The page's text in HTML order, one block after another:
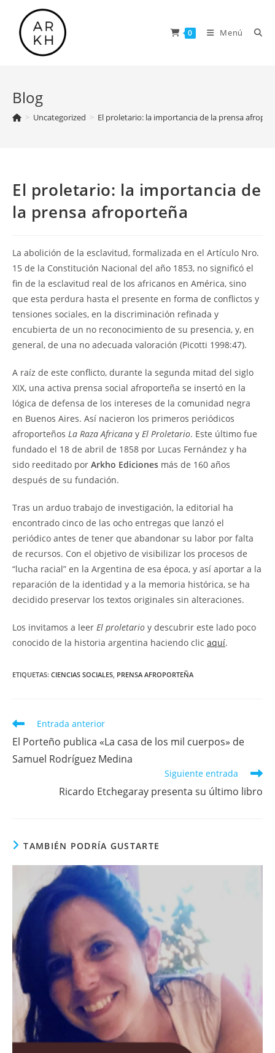
contenido
0 Menú
Blog
> Uncategorized > El proletario: la importancia de la prensa
El proletario: la importancia de
la prensa afroporteña
La abolición de la esclavitud, formalizada en el Artículo Nro.
15 de la Constitución Nacional del año 1853, no significó el
fin de la esclavitud real de los africanos en América, sino
que esta perdura hasta el presente en forma de conflictos y
tensiones sociales, en la discriminación refinada y
encubierta de un no reconocimiento de su presencia, y, en
general, de una no adecuada valoración (Picotti 1998:47).
A raíz de este conflicto, durante la segunda mitad del siglo
XIX, una activa prensa social afroporteña se insertó en la
lógica de defensa de los intereses de la comunidad negra
en Buenos Aires. Así nacieron los primeros periódicos
afroporteños La Raza Africana y El Proletario. Este último fue
fundado el 18 de abril de 1858 por Lucas Fernández y ha
sido reeditado por Arkho Ediciones más de 160 años
después de su fundación.
Tras un arduo trabajo de investigación, la editorial ha
encontrado cinco de las ocho entregas que lanzó el
periódico antes de tener que abandonar su labor por falta
de recursos. Con el objetivo de visibilizar los procesos de
“lucha racial” en la Argentina de esa época, y así aportar a la
reparación de la identidad y a la memoria histórica, se ha
decidido preservar los textos originales sin alteraciones.
Los invitamos a leer El proletario y descubrir este lado poco
conocido de la historia argentina haciendo clic aquí.
ETIQUETAS: CIENCIAS SOCIALES, PRENSA AFROPORTEÑA
Leer
más
artículos
Entrada anterior
El Porteño publica «La casa de los mil cuerpos» de
Samuel Rodríguez Medina
Siguiente entrada
Ricardo Etchegaray presenta su último libro
TAMBIÉN PODRÍA GUSTARTE